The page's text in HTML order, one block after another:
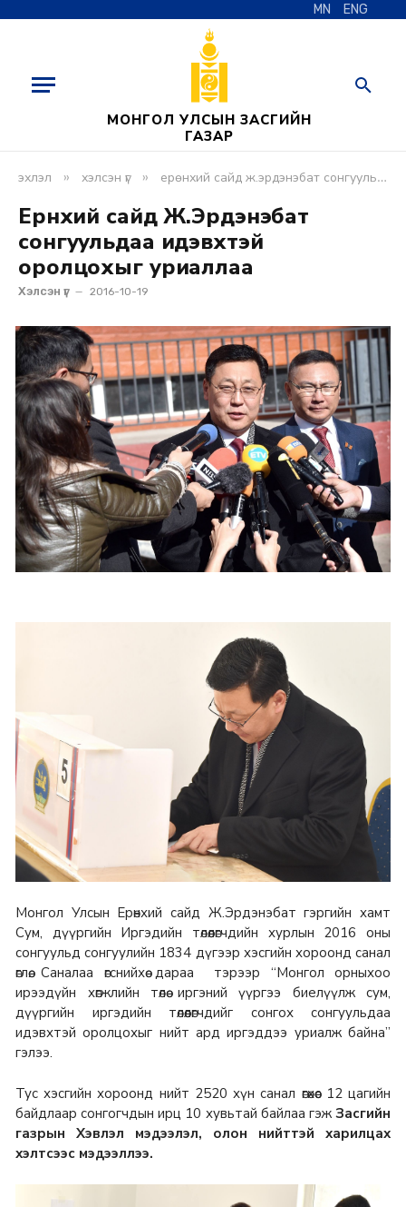
MN ENG
МОНГОЛ УЛСЫН ЗАСГИЙН
ГАЗАР
эхлэл » хэлсэн үг » ерөнхий сайд ж.эрдэнэбат сонгуульдаа идэвхтэй оролцохыг уриаллаа
Ерөнхий сайд Ж.Эрдэнэбат
сонгуульдаа идэвхтэй
оролцохыг уриаллаа
Хэлсэн үг 2016-10-19
Монгол Улсын Ерөнхий сайд Ж.Эрдэнэбат гэргийн хамт
Сум, дүүргийн Иргэдийн төлөөлөгчдийн хурлын 2016 оны
сонгуульд сонгуулийн 1834 дүгээр хэсгийн хороонд санал
өглөө. Саналаа өгснийхөө дараа тэрээр “Монгол орныхоо
ирээдүйн хөгжлийн төлөө иргэний үүргээ биелүүлж сум,
дүүргийн иргэдийн төлөөлөгчдийг сонгох сонгуульдаа
идэвхтэй оролцохыг нийт ард иргэддээ уриалж байна”
гэлээ.
Тус хэсгийн хороонд нийт 2520 хүн санал өгөхөөс 12 цагийн
байдлаар сонгогчдын ирц 10 хувьтай байлаа гэж Засгийн
газрын Хэвлэл мэдээлэл, олон нийттэй харилцах
хэлтсээс мэдээллээ.